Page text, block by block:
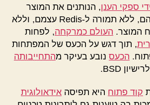
ספקי הענן, הנותנים את המוצר
כשרות ללקוחותיהם, ללא תמורה ל-Redis עצמם, וללא
המוצר. העולם כמרקחה, לפחות
, תוך דגש על הכעס של המפתחות
הכעס נובע בעיקר מהתחייבותה
לרישיון BSD.
קוד פתוח היא תפיסה אידאולוגית